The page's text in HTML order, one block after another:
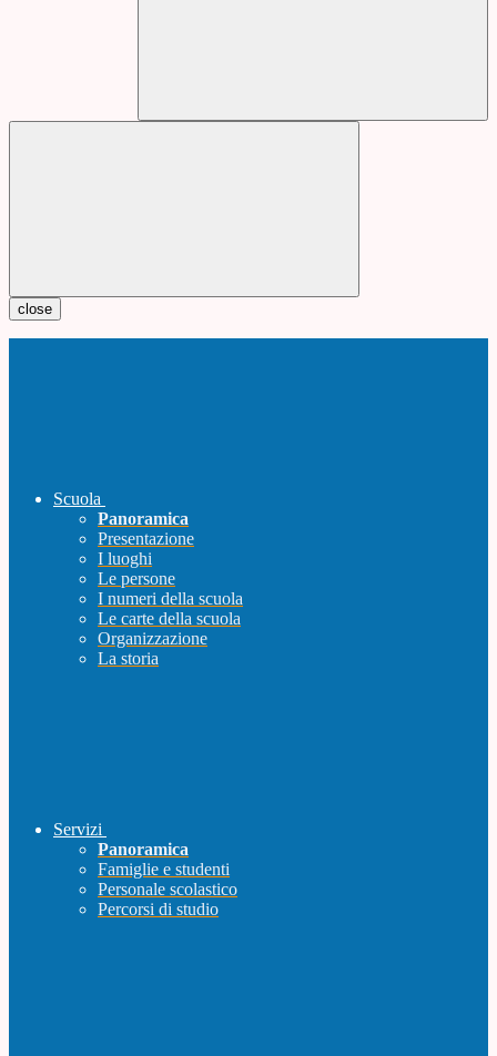
close
Scuola
Panoramica
Presentazione
I luoghi
Le persone
I numeri della scuola
Le carte della scuola
Organizzazione
La storia
Servizi
Panoramica
Famiglie e studenti
Personale scolastico
Percorsi di studio